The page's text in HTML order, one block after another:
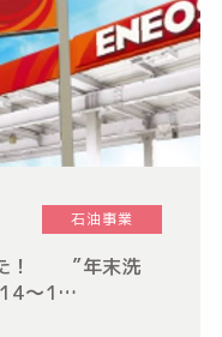
石油事業
た！ ”年末洗
～1…